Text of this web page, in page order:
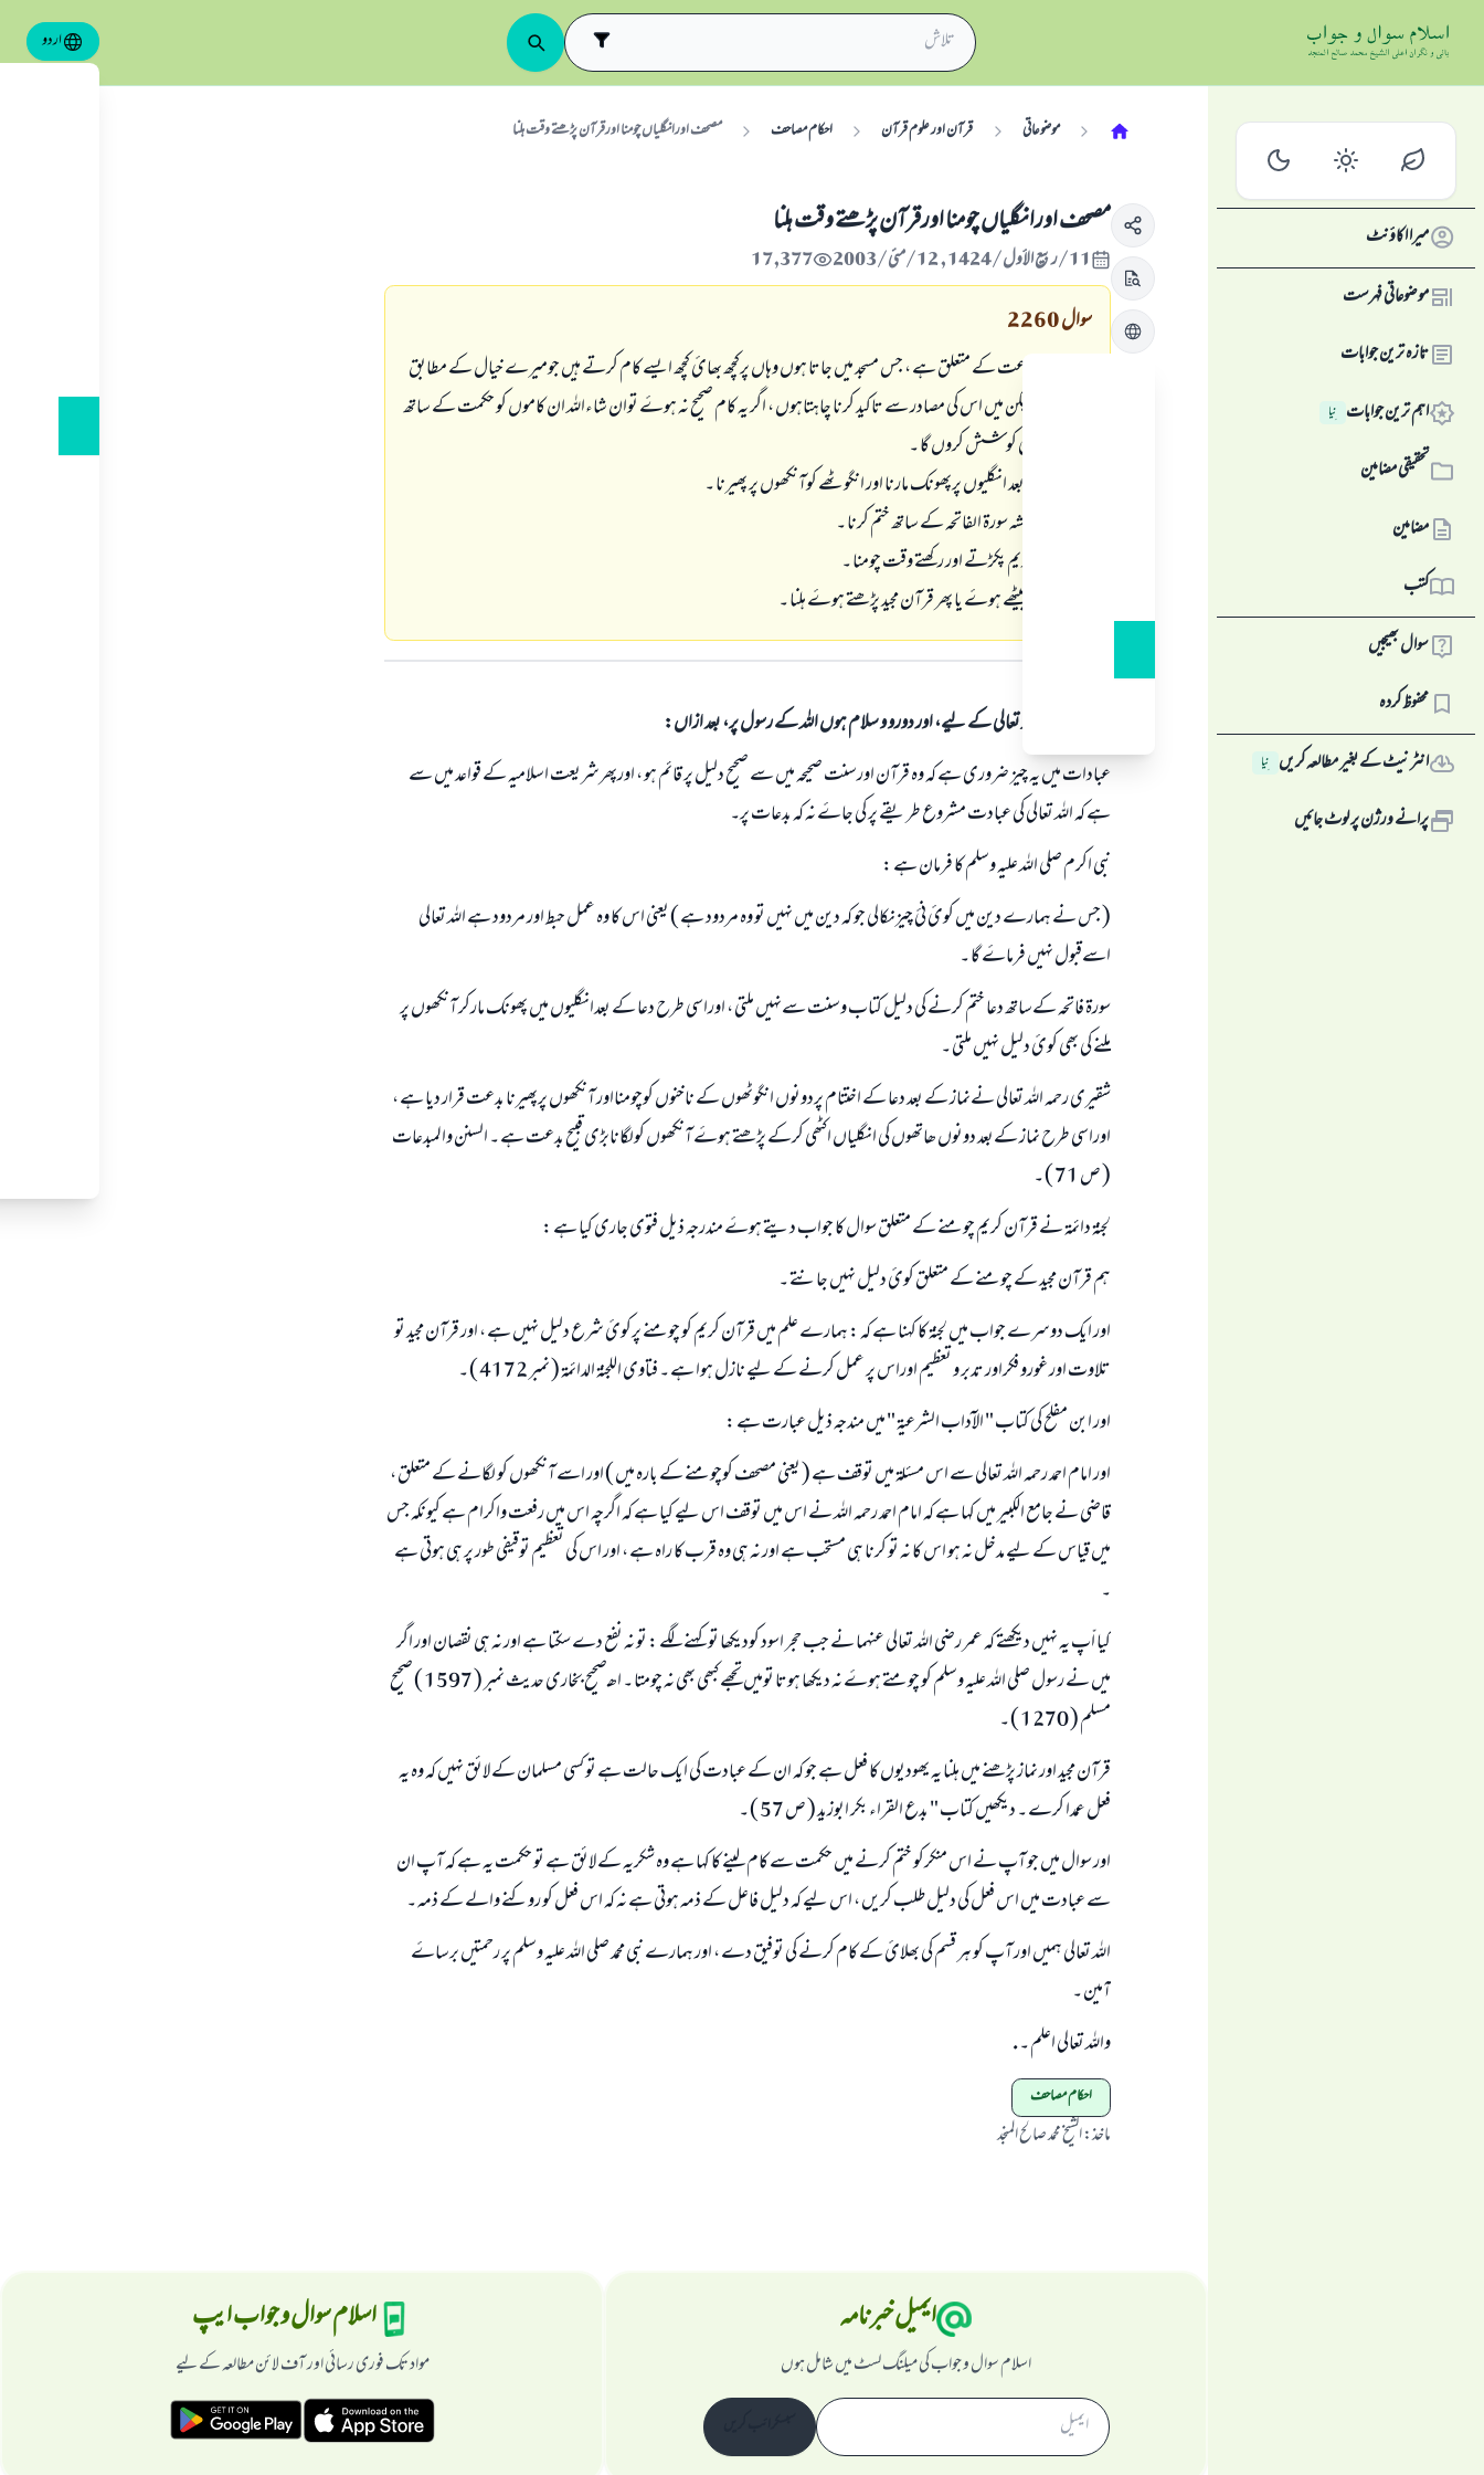
اردو
میرا اکاؤنٹ
موضوعاتی فہرست
تازہ ترین جوابات
اہم ترین جوابات نِیا
تحقیقی مضامین
مضامین
کتب
سوال بھیجیں
محفوظ کردہ
انٹرنیٹ کے بغیر مطالعہ کریں نِیا
پرانے ورژن پر لوٹ جائیں
موضوعاتی قرآن اور علوم قرآن احکام مصاحف مصحف اورانگلیاں چومنا اورقرآن پڑھتے وقت ہلنا
مصحف اورانگلیاں چومنا اورقرآن پڑھتے وقت ہلنا
11/ربيع الأول/1424 , 12/مئی/2003 17,377
سوال2260
میرا سوال بدعت کے متعلق ہے ، جس مسجد میں جاتا ہوں وہاں پرکچھ بھائ کچھ ایسے کام کرتے ہیں جومیرے خیال کے مطابق
بدعت ہیں لیکن میں اس کی مصادر سے تاکید کرنا چاہتاہوں ، اگر یہ کام صحیح نہ ہوۓ توان شاءاللہ ان کاموں کو حکمت کے ساتھ
صحیح کرنے کی کوشش کروں گا ۔
ہمہ قسم کی حمد اللہ تعالی کے لیے، اور دورو و سلام ہوں اللہ کے رسول پر، بعد ازاں:
عبادات میں یہ چیز ضروری ہے کہ وہ قرآن اورسنت صحیحہ میں سے صحیح دلیل پر قائم ہو ، اورپھرشریعت اسلامیہ کے قواعد میں سے
ہے کہ اللہ تعالی کی عبادت مشروع طریقے پر کی جاۓ نہ کہ بدعات پر۔
نبی اکرم صلی اللہ علیہ وسلم کا فرمان ہے :
( جس نے ہمارے دین میں کوئ‏ نئ چيزنکالی جو کہ دین میں نہیں تو وہ مردود ہے ) یعنی اس کا وہ عمل حبط اور مردود ہے اللہ تعالی
اسےقبول نہیں فرماۓ گا ۔
سورۃ فاتحہ کےساتھ دعا ختم کرنے کی دلیل کتاب وسنت سےنہیں ملتی ، اوراسی طرح دعا کے بعدانگلیوں میں پھونک مارکر آنکھوں پر
ملنے کی بھی کو‏ئ دلیل نہیں ملتی ۔
شقیری رحمہ اللہ تعالی نےنماز کے بعد دعا کے اختتام پردونوں انگوٹھوں کے ناخنوں کوچومنااور آنکھوں پرپھیرنا بدعت قرار دیا ہے ،
اوراسی طرح نماز کےبعد دونوں ھاتھوں کی انگلیاں اکٹھی کرکے پڑھتے ہوۓ آنکھوں کولگانابڑی قبیح بدعت ہے ۔ السنن والمبدعات
( ص 71 ) ۔
لجنۃ دائمۃ نے قرآن کریم چومنے کے متعلق سوال کا جواب دیتے ہوۓ مندرجہ ذیل فتوی جاری کیا ہے :
ہم قرآن مجید کے چومنے کے متعلق کوئ دلیل نہیں جانتے ۔
اور ایک دوسرے جواب میں لجنۃ کا کہنا ہے کہ : ہمارے علم میں قرآن کریم کو چومنے پرکوئ شرع دلیل نہیں ہے ، اور قرآن مجید تو
تلاوت اور غورو فکراور تدبر و تعظیم اوراس پر عمل کرنے کے لیے نازل ہوا ہے ۔ فتاوی اللجنۃ الدائمۃ ( نمبر 4172 ) ۔
اور ابن مفلح کی کتاب " الآداب الشرعیۃ " میں مندجہ ذیل عبارت ہے :
اور امام احمد رحمہ اللہ تعالی سے اس مسئلۃ میں توقف ہے ( یعنی مصحف کوچومنے کے بارہ میں ) اور اسے آنکھوں کو لگانے کے متعلق ،
قاضی نے جامع الکبیر ميں کہا ہے کہ امام احمد رحمہ اللہ نے اس میں توقف اس لیے کیا ہے کہ اگرچہ اس میں رفعت واکرام ہے کیونکہ جس
میں قیاس کے لیے مدخل نہ ہو اس کا نہ تو کرنا ہی مستحب ہے اور نہ ہی وہ قرب کا راہ ہے ، اور اس کی تعظیم توقیفی طور پر ہی ہوتی ہے
۔
کیا اّپ یہ نہیں دیکھتے کہ عمر رضي اللہ تعالی عنہما نے جب حجر اسود کودیکھا تو کہنے لگے : تو نہ نفع دے سکتا ہے اور نہ ہی نقصان اور اگر
میں نے رسول صلی اللہ علیہ وسلم کو چومتے ہوۓ نہ دیکھا ہوتا تومیں تجھے کبھی بھی نہ چومتا ۔ اھـ صحیح بخاری حدیث نمبر ( 1597 ) صحیح
مسلم ( 1270 ) ۔
قرآن مجید اور نماز پڑھنے میں ہلنا یہ یھودیوں کا فعل ہے جو کہ ان کے عبادت کی ایک حالت ہے تو کسی مسلمان کے لائق نہیں کہ وہ یہ
فعل عمدا کرے ۔ دیکھیں کتاب " بدع القراء بکر ابوزيد ( ص 57 ) ۔
اور سوال میں جو آپ نے اس منکرکو ختم کرنے میں حکمت سے کام لینے کا کہا ہے وہ شکریہ کے لائق ہے تو حکمت یہ ہے کہ آپ ان
سے عبادت میں اس فعل کی دلیل طلب کریں ، اس لیے کہ دلیل فاعل کے ذمہ ہوتی ہے نہ کہ اس فعل کو روکنے والے کے ذمہ ۔
اللہ تعالی ہمیں اور آپ کو ہر قسم کی بھلائ کے کام کرنے کی توفیق دے ، اور ہمارے نبی محمد صلی اللہ علیہ وسلم پر رحمتیں برساۓ
آمین ۔
واللہ تعالی اعلم ۔ .
احکام مصاحف
ماخذ:الشیخ محمد صالح المنجد
ایمیل خبرنامہ
اسلام سوال و جواب کی میلنگ لسٹ میں شامل ہوں
اسلام سوال و جواب ایپ
مواد تک فوری رسائی اور آف لائن مطالعہ کے لیے
جواب نمبر 110845 نے نکاح ٹوٹنے سے بچایا۔
امت مسلمہ کے واسطے جوابات پیش کرنے کے لیے ہماری مدد کریں
رسول اللہ صلی اللہ علیہ و سلم کا فرمان ہے:
نیکی کی رہنمائی کرنے والے کو بھی نیکی کرنے والے کے برابر اجر ملتا ہے۔
(مسلم : 1893)
ابھی تعاون کریں